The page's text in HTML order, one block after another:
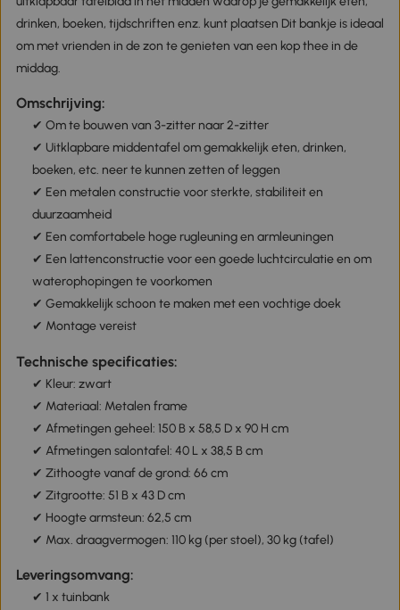
drinken, boeken, tijdschriften enz. kunt plaatsen Dit bankje is ideaal
om met vrienden in de zon te genieten van een kop thee in de
middag.
Omschrijving:
✔ Om te bouwen van 3-zitter naar 2-zitter
✔ Uitklapbare middentafel om gemakkelijk eten, drinken,
boeken, etc. neer te kunnen zetten of leggen
✔ Een metalen constructie voor sterkte, stabiliteit en
duurzaamheid
✔ Een comfortabele hoge rugleuning en armleuningen
✔ Een lattenconstructie voor een goede luchtcirculatie en om
waterophopingen te voorkomen
✔ Gemakkelijk schoon te maken met een vochtige doek
✔ Montage vereist
Technische specificaties:
✔ Kleur: zwart
✔ Materiaal: Metalen frame
✔ Afmetingen geheel: 150 B x 58,5 D x 90 H cm
✔ Afmetingen salontafel: 40 L x 38,5 B cm
✔ Zithoogte vanaf de grond: 66 cm
✔ Zitgrootte: 51 B x 43 D cm
✔ Hoogte armsteun: 62,5 cm
✔ Max. draagvermogen: 110 kg (per stoel), 30 kg (tafel)
Leveringsomvang:
✔ 1 x tuinbank